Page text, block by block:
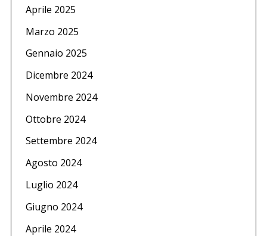
Aprile 2025
Marzo 2025
Gennaio 2025
Dicembre 2024
Novembre 2024
Ottobre 2024
Settembre 2024
Agosto 2024
Luglio 2024
Giugno 2024
Aprile 2024